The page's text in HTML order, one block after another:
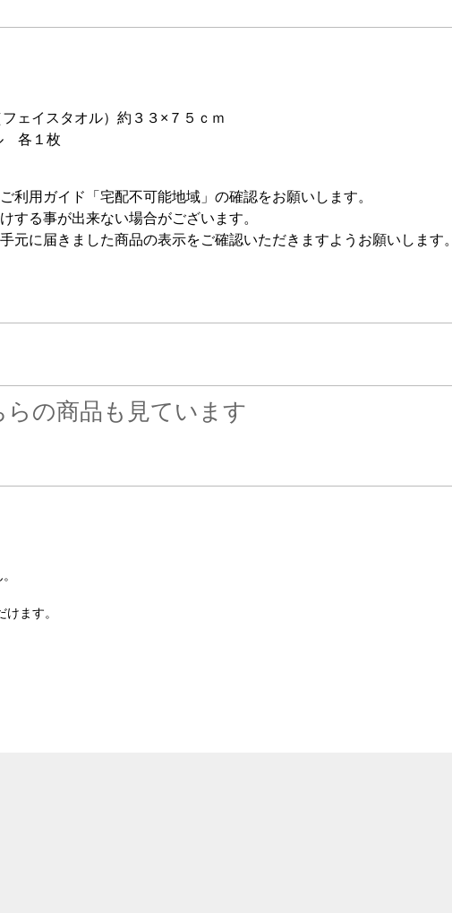
ェイスタオル）約３３×７５ｃｍ
各１枚
用ガイド「宅配不可能地域」の確認をお願いします。
る事が出来ない場合がございます。
に届きました商品の表示をご確認いただきますようお願いします。
の商品も見ています
ます。